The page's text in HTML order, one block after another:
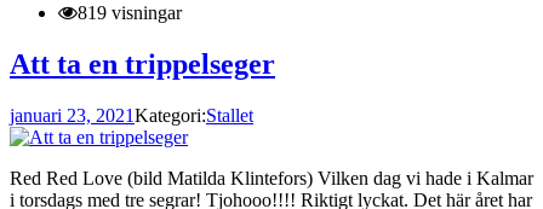
819 visningar
Att ta en trippelseger
januari 23, 2021Kategori:Stallet
Red Red Love (bild Matilda Klintefors) Vilken dag vi hade i Kalmar
i torsdags med tre segrar! Tjohooo!!!! Riktigt lyckat. Det här året har